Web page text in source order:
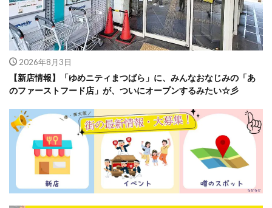
2026年8月3日
【新店情報】「ゆめニティまつばら」に、みんなおなじみの「あ
のファーストフード店」が、ついにオープンするみたい☆彡